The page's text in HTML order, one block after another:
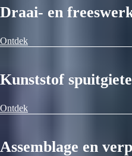
Draai- en
Ontdek
Kunststof
Ontdek
Assemblage en